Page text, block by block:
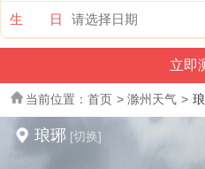
生 日
当前位置： 首页 > 滁州天气 >
琅琊 [切换]